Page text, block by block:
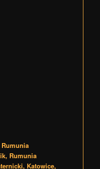
Rumunia
Katowice,